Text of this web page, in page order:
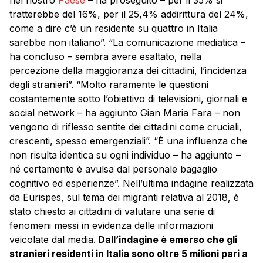
tratterebbe del 16%, per il 25,4% addirittura del 24%,
come a dire c’è un residente su quattro in Italia
sarebbe non italiano”. “La comunicazione mediatica –
ha concluso – sembra avere esaltato, nella
percezione della maggioranza dei cittadini, l’incidenza
degli stranieri”. “Molto raramente le questioni
costantemente sotto l’obiettivo di televisioni, giornali e
social network – ha aggiunto Gian Maria Fara – non
vengono di riflesso sentite dei cittadini come cruciali,
crescenti, spesso emergenziali”. “È una influenza che
non risulta identica su ogni individuo – ha aggiunto –
né certamente è avulsa dal personale bagaglio
cognitivo ed esperienze”. Nell’ultima indagine realizzata
da Eurispes, sul tema dei migranti relativa al 2018, è
stato chiesto ai cittadini di valutare una serie di
fenomeni messi in evidenza delle informazioni
veicolate dal media. Dall’indagine è emerso che gli
stranieri residenti in Italia sono oltre 5 milioni pari a